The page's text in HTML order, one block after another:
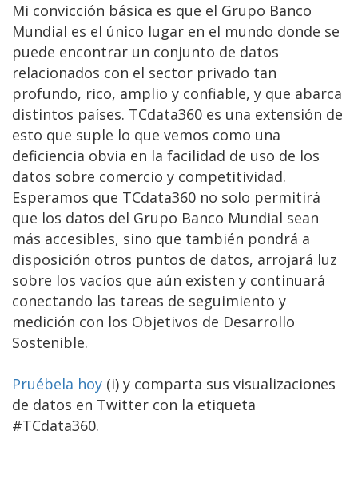
Mi convicción básica es que el Grupo Banco
Mundial es el único lugar en el mundo donde se
puede encontrar un conjunto de datos
relacionados con el sector privado tan
profundo, rico, amplio y confiable, y que abarca
distintos países. TCdata360 es una extensión de
esto que suple lo que vemos como una
deficiencia obvia en la facilidad de uso de los
datos sobre comercio y competitividad.
Esperamos que TCdata360 no solo permitirá
que los datos del Grupo Banco Mundial sean
más accesibles, sino que también pondrá a
disposición otros puntos de datos, arrojará luz
sobre los vacíos que aún existen y continuará
conectando las tareas de seguimiento y
medición con los Objetivos de Desarrollo
Sostenible.
Pruébela hoy (i) y comparta sus visualizaciones
de datos en Twitter con la etiqueta
#TCdata360.